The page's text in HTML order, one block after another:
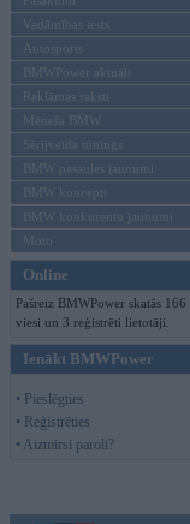
Vadāmības tests
Autosports
BMWPower aktuāli
Reklāmas raksti
Mēneša BMW
Sērijveida tūnings
BMW pasaules jaunumi
BMW koncepti
BMW konkurentu jaunumi
Moto
Online
Pašreiz BMWPower skatās 166
viesi un 3 reģistrēti lietotāji.
Ienākt BMWPower
• Pieslēgties
• Reģistrēties
• Aizmirsi paroli?